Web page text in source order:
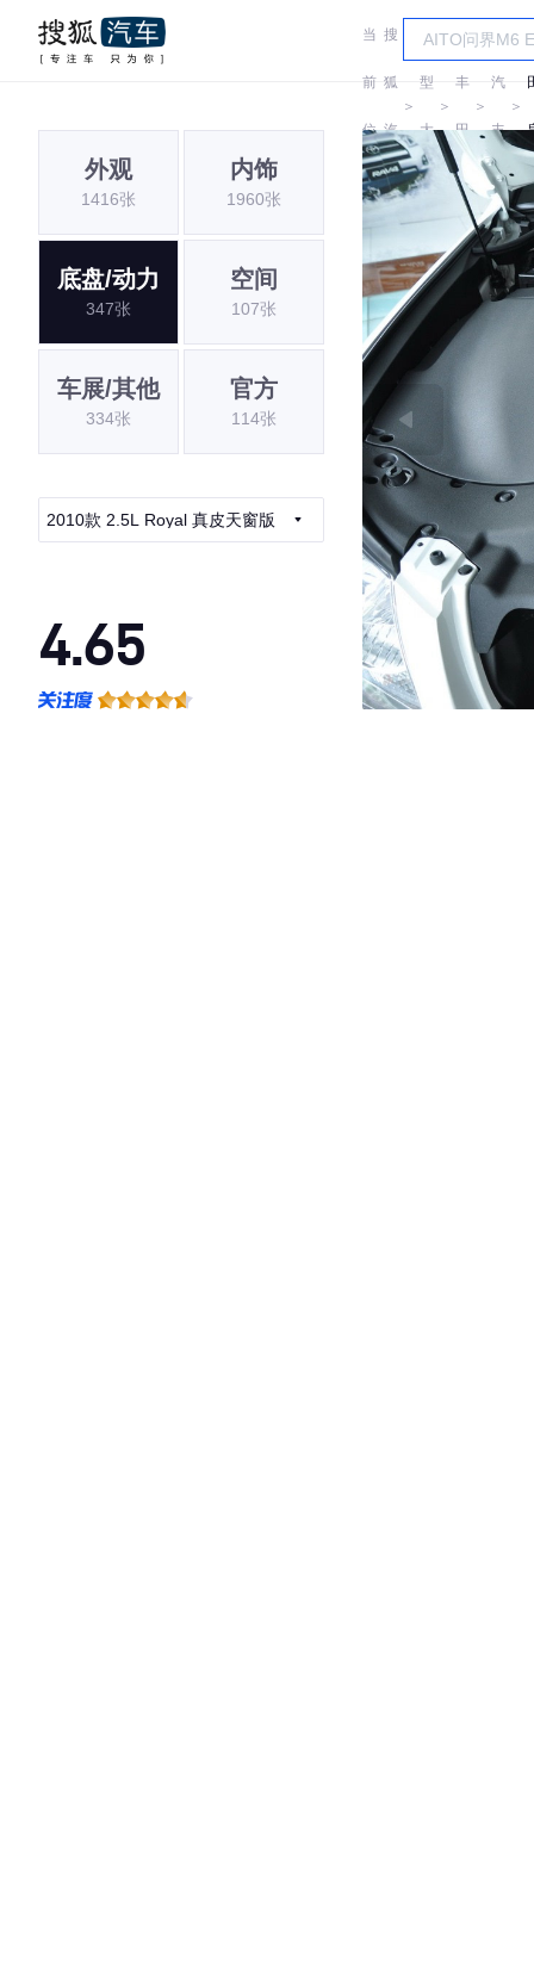
当
前
位
置:
搜
狐
汽
车
＞
车
型
大
全
＞
丰
田
＞
一
汽
丰
田
＞
外观
1416张
内饰
1960张
底盘/动力
347张
空间
107张
车展/其他
334张
官方
114张
2010款 2.5L Royal 真皮天窗版
4.65